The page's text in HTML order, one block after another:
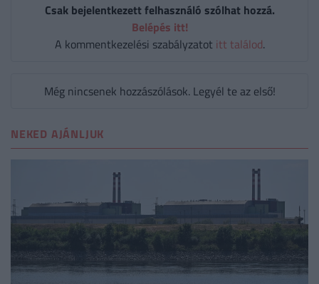
Csak bejelentkezett felhasználó szólhat hozzá.
Belépés itt!
A kommentkezelési szabályzatot itt találod.
Még nincsenek hozzászólások. Legyél te az első!
NEKED AJÁNLJUK